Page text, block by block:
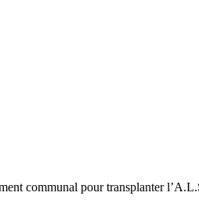
communal pour transplanter